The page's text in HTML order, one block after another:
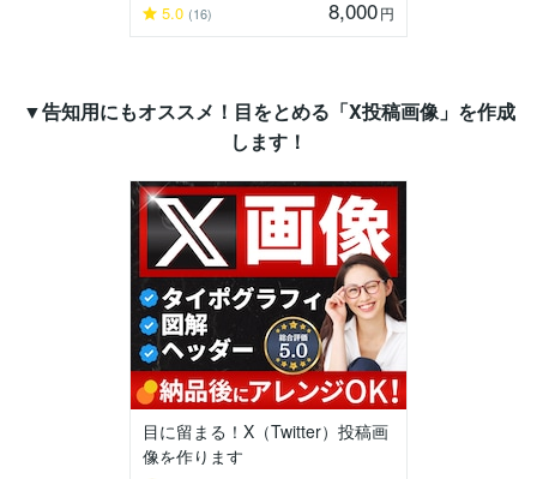
5.0 (16) 8,000円
▼告知用にもオススメ！目をとめる「X投稿画像」を作成
します！
目に留まる！X（Twitter）投稿画
像を作ります